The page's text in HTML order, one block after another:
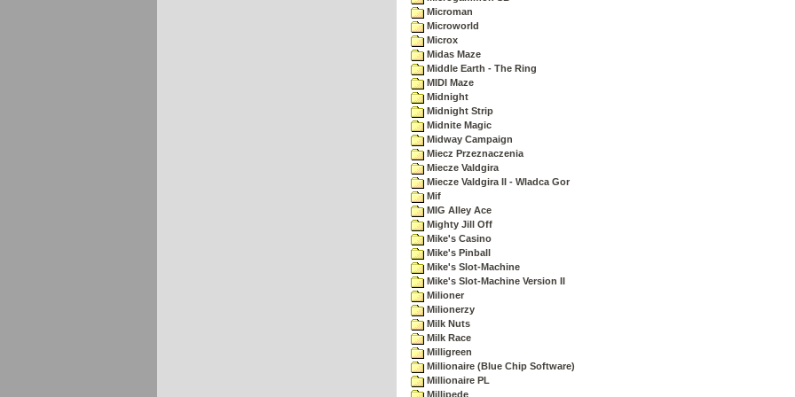
Microman
Microworld
Microx
Midas Maze
Middle Earth - The Ring
MIDI Maze
Midnight
Midnight Strip
Midnite Magic
Midway Campaign
Miecz Przeznaczenia
Miecze Valdgira
Miecze Valdgira II - Wladca Gor
Mif
MIG Alley Ace
Mighty Jill Off
Mike's Casino
Mike's Pinball
Mike's Slot-Machine
Mike's Slot-Machine Version II
Milioner
Milionerzy
Milk Nuts
Milk Race
Milligreen
Millionaire (Blue Chip Software)
Millionaire PL
Millipede